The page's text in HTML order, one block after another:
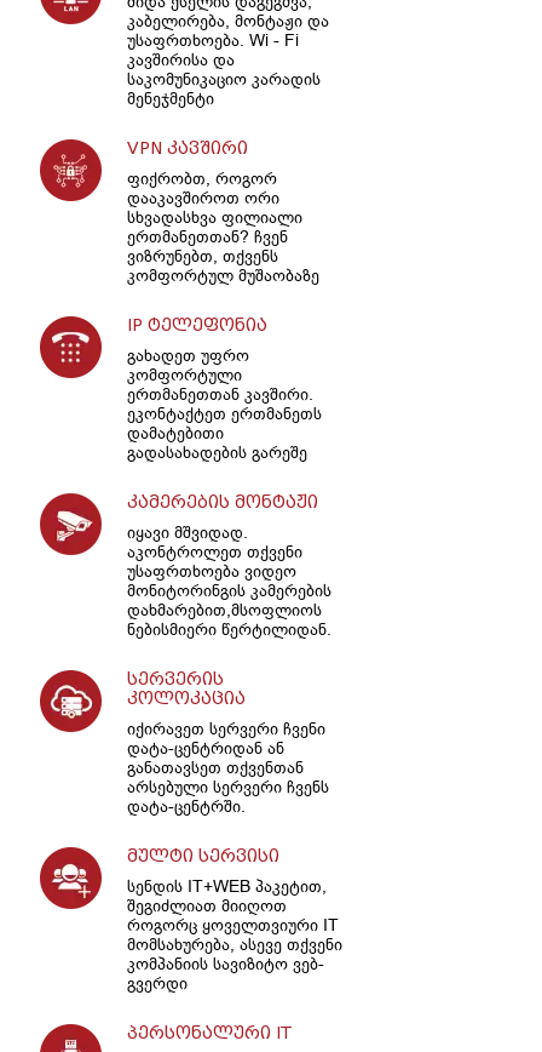
კაბელირება, მონტაჟი და
უსაფრთხოება. Wi - Fi
კავშირისა და
საკომუნიკაციო კარადის
მენეჯმენტი
VPN კავშირი
ფიქრობთ, როგორ
დააკავშიროთ ორი
სხვადასხვა ფილიალი
ერთმანეთთან? ჩვენ
ვიზრუნებთ, თქვენს
კომფორტულ მუშაობაზე
IP ტელეფონია
გახადეთ უფრო
კომფორტული
ერთმანეთთან კავშირი.
ეკონტაქტეთ ერთმანეთს
დამატებითი
გადასახადების გარეშე
კამერების მონტაჟი
იყავი მშვიდად.
აკონტროლეთ თქვენი
უსაფრთხოება ვიდეო
მონიტორინგის კამერების
დახმარებით,მსოფლიოს
ნებისმიერი წერტილიდან.
სერვერის
კოლოკაცია
იქირავეთ სერვერი ჩვენი
დატა-ცენტრიდან ან
განათავსეთ თქვენთან
არსებული სერვერი ჩვენს
დატა-ცენტრში.
მულტი სერვისი
სენდის IT+WEB პაკეტით,
შეგიძლიათ მიიღოთ
როგორც ყოველთვიური IT
მომსახურება, ასევე თქვენი
კომპანიის სავიზიტო ვებ-
გვერდი
პერსონალური IT